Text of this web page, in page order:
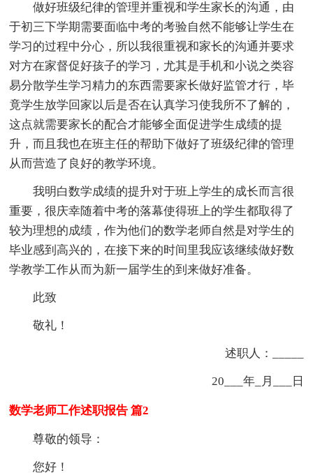
做好班级纪律的管理并重视和学生家长的沟通，由
于初三下学期需要面临中考的考验自然不能够让学生在
学习的过程中分心，所以我很重视和家长的沟通并要求
对方在家督促好孩子的学习，尤其是手机和小说之类容
易分散学生学习精力的东西需要家长做好监管才行，毕
竟学生放学回家以后是否在认真学习使我所不了解的，
这点就需要家长的配合才能够全面促进学生成绩的提
升，而且我也在班主任的帮助下做好了班级纪律的管理
从而营造了良好的教学环境。
我明白数学成绩的提升对于班上学生的成长而言很
重要，很庆幸随着中考的落幕使得班上的学生都取得了
较为理想的成绩，作为他们的数学老师自然是对学生的
毕业感到高兴的，在接下来的时间里我应该继续做好数
学教学工作从而为新一届学生的到来做好准备。
此致
敬礼！
述职人：_____
20___年_月___日
数学老师工作述职报告 篇2
尊敬的领导：
您好！